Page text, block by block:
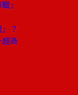
」
？
商